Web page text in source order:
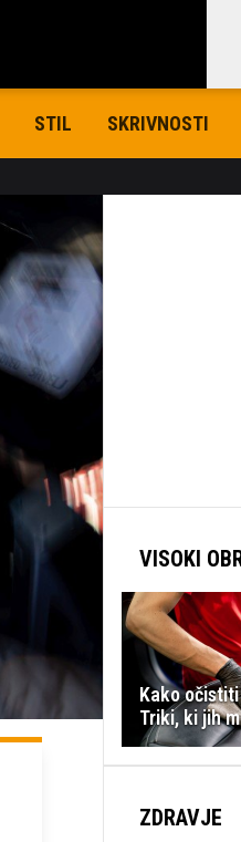
STIL SKRIVNOSTI
VISOKI
Kako
Triki, ki jih
ZDRAVJE